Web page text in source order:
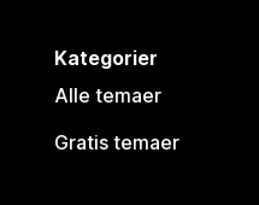
Kategorier
Alle temaer
Gratis temaer